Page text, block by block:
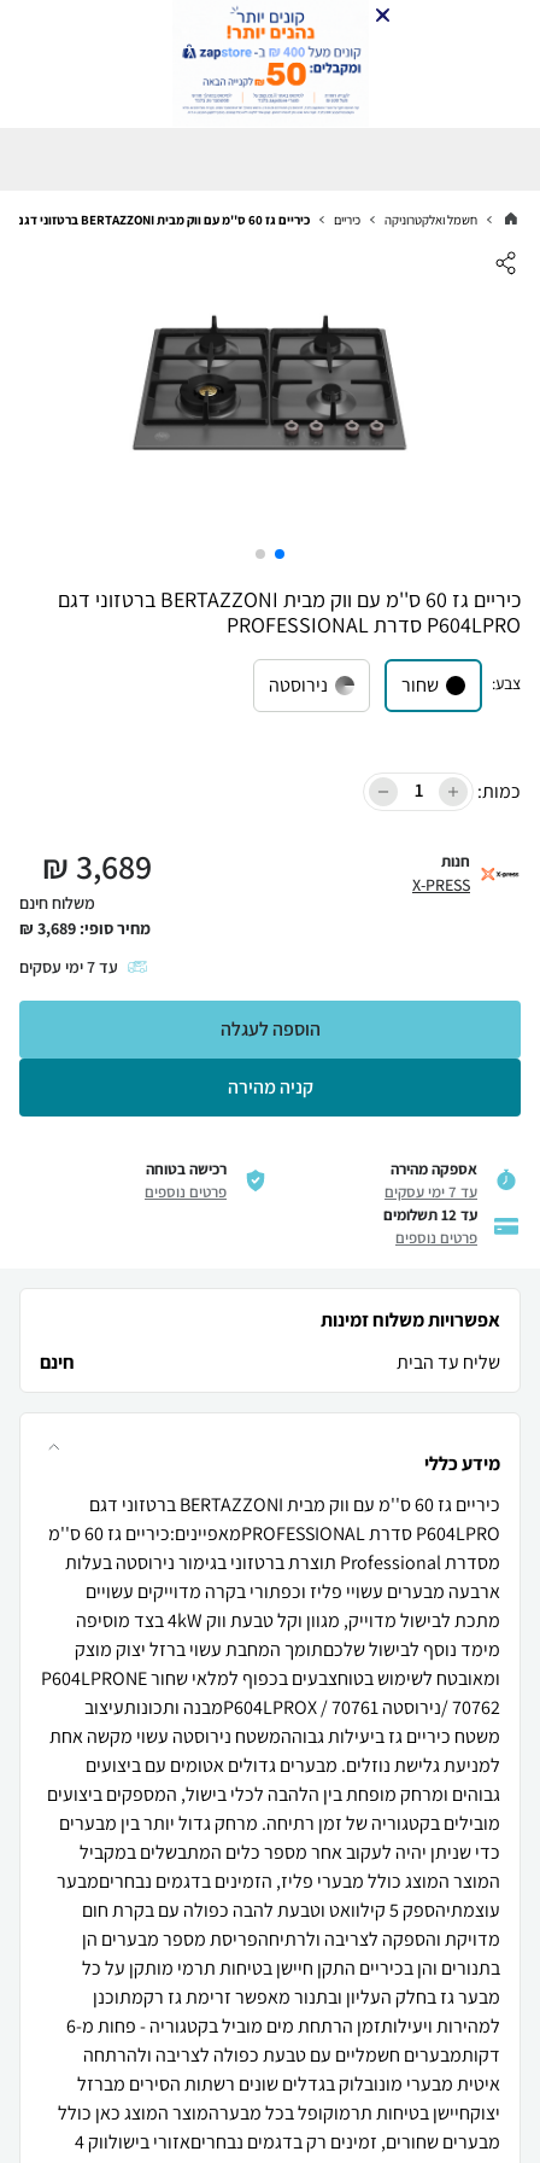
חשמל ואלקטרוניקה כיריים כיריים גז 60 ס''מ עם ווק מבית BERTAZZONI ברטזוני דגם P604LPRO סדרת PROFESSIONAL
כיריים גז 60 ס''מ עם ווק מבית BERTAZZONI ברטזוני דגם
P604LPRO סדרת PROFESSIONAL
צבע: שחור נירוסטה
כמות:
חנות
X-PRESS
3,689
₪
משלוח חינם
מחיר סופי: 3,689
₪
עד7ימי עסקים
קניה מהירה
הוספה לעגלה
אספקה מהירה
עד 7 ימי עסקים
רכישה בטוחה
פרטים נוספים
עד 12 תשלומים
פרטים נוספים
אפשרויות משלוח זמינות
שליח עד הבית
חינם
מידע כללי
כיריים גז 60 ס''מ עם ווק מבית BERTAZZONI ברטזוני דגם
P604LPRO סדרת PROFESSIONALמאפיינים:כיריים גז 60 ס''מ
מסדרת Professional תוצרת ברטזוני בגימור נירוסטה בעלות
ארבעה מבערים עשויי פליז וכפתורי בקרה מדוייקים עשויים
מתכת לבישול מדוייק, מגוון וקל טבעת ווק 4kW בצד מוסיפה
מימד נוסף לבישול שלכםתומך המחבת עשוי ברזל יצוק מוצק
ומאובטח לשימוש בטוחצבעים בכפוף למלאי שחור P604LPRONE
/ 70762נירוסטה P604LPROX / 70761מבנה ותכונותעיצוב
משטח כיריים גז ביעילות גבוההמשטח נירוסטה עשוי מקשה אחת
למניעת גלישת נוזלים. מבערים גדולים אטומים עם ביצועים
גבוהים ומרחק מופחת בין הלהבה לכלי בישול, המספקים ביצועים
מובילים בקטגוריה של זמן רתיחה. מרחק גדול יותר בין מבערים
כדי שניתן יהיה לעקוב אחר מספר כלים המתבשלים במקביל
המוצר המוצג כולל מבערי פליז, הזמינים בדגמים נבחריםמבער
עוצמתיהספק 5 קילוואט וטבעת להבה כפולה עם בקרת חום
מדויקת והספקה לצריבה ולרתיחהפריסת מספר מבערים הן
בתנורים והן בכיריים התקן חיישן בטיחות תרמי מותקן על כל
מבער גז בחלק העליון ובתנור מאפשר זרימת גז רקמתוכנן
למהירות ויעילותזמן הרתחת מים מוביל בקטגוריה - פחות מ-6
דקותמבערים חשמליים עם טבעת כפולה לצריבה ולהרתחה
איטית מבערי מונובלוק בגדלים שונים רשתות הסירים מברזל
יצוקחיישן בטיחות תרמוקופל בכל מבערהמוצר המוצג כאן כולל
מבערים שחורים, זמינים רק בדגמים נבחריםאזורי בישולווק 4